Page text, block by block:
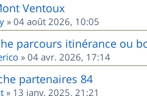
Ventoux
» 04 août 2026, 10:05
parcours itinérance ou
» 04 avr. 2026, 17:14
partenaires 84
» 13 janv. 2025, 21:21